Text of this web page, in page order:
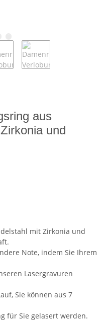
aus
und
mit Zirkonia und
Note, indem Sie Ihrem
Lasergravuren
Sie können aus 7
für Sie gelasert werden.